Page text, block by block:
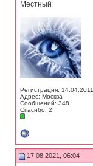
Местный
Регистрация: 14.04.2011
Адрес: Москва
Сообщений: 348
Спасибо: 2
17.08.2021, 06:04